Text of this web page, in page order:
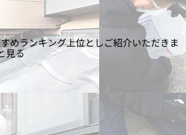
めランキング上位としご紹介いただきま
見る